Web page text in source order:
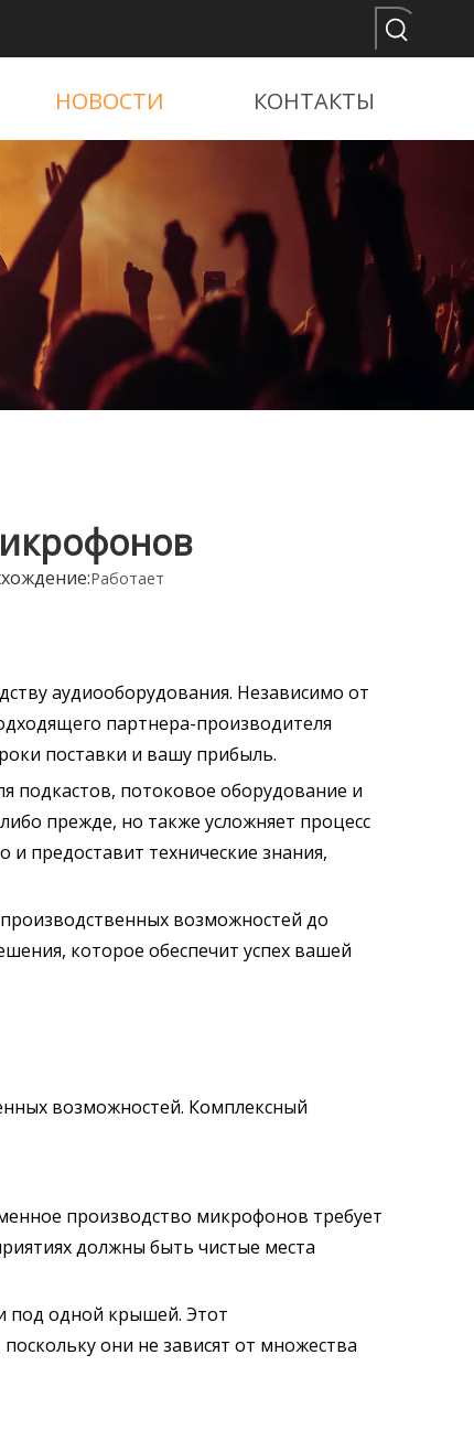
НОВОСТИ КОНТАКТЫ
Работает
аудиооборудования. Независимо от
партнера-производителя
поставки и вашу прибыль.
подкастов, потоковое оборудование и
прежде, но также усложняет процесс
предоставит технические знания,
возможностей до
которое обеспечит успех вашей
возможностей. Комплексный
производство микрофонов требует
должны быть чистые места
под одной крышей. Этот
они не зависят от множества